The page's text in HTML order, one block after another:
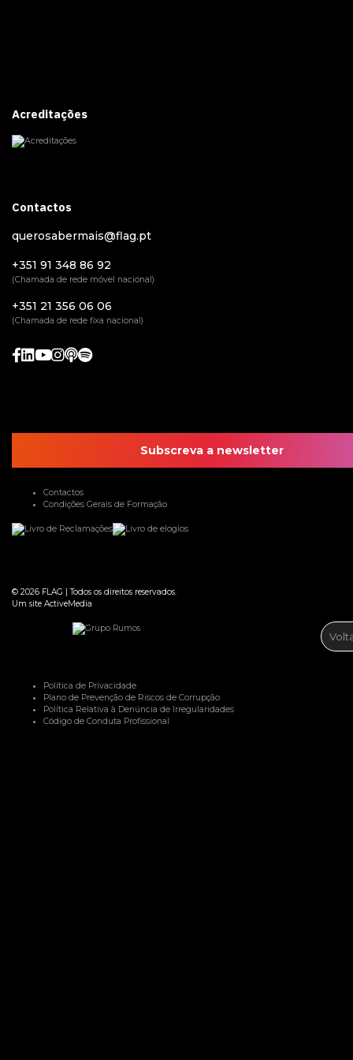
Acreditações
Contactos
querosabermais@flag.pt
+351 91 348 86 92
(Chamada de rede móvel nacional)
+351 21 356 06 06
(Chamada de rede fixa nacional)
Subscreva a newsletter
Contactos
Condições Gerais de Formação
© 2026 FLAG |Todos os direitos reservados.
Um site ActiveMedia
Política de Privacidade
Plano de Prevenção de Riscos de Corrupção
Política Relativa à Denúncia de Irregularidades
Código de Conduta Profissional